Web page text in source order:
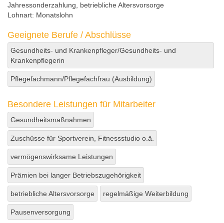
Jahressonderzahlung, betriebliche Altersvorsorge
Lohnart: Monatslohn
Geeignete Berufe / Abschlüsse
Gesundheits- und Krankenpfleger/Gesundheits- und
Krankenpflegerin
Pflegefachmann/Pflegefachfrau (Ausbildung)
Besondere Leistungen für Mitarbeiter
Gesundheitsmaßnahmen
Zuschüsse für Sportverein, Fitnessstudio o.ä.
vermögenswirksame Leistungen
Prämien bei langer Betriebszugehörigkeit
betriebliche Altersvorsorge regelmäßige Weiterbildung
Pausenversorgung